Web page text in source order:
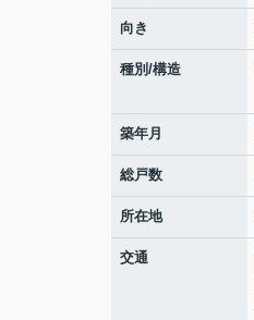
向き
種別/構造
築年月
総戸数
所在地
交通